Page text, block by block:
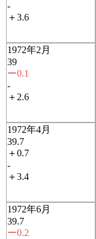
-
＋3.6
1972年2月
39
ー0.1
-
＋2.6
1972年4月
39.7
＋0.7
-
＋3.4
1972年6月
39.7
ー0.2